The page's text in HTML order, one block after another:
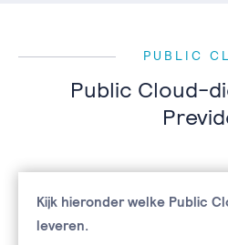
PUBLIC
Public Cloud-
Kijk hieronder welke Public
leveren.